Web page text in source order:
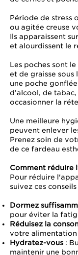
Période de stress
ou agitée creuse
Ils apparaissent
et alourdissent le
Les poches sont
et de graisse sous
une poche
d’alcool, de
occasionner la
Une meilleure
peuvent enlever
Prenez soin de
de ce fardeau
Comment réduire
Pour réduire
suivez ces conseils
Dormez
pour éviter la
Réduisez la
votre
Hydratez-vous :
maintenir une